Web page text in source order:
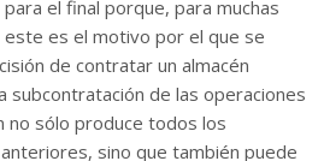
el final porque, para muchas
es el motivo por el que se
de contratar un almacén
subcontratación de las operaciones
no sólo produce todos los
sino que también puede